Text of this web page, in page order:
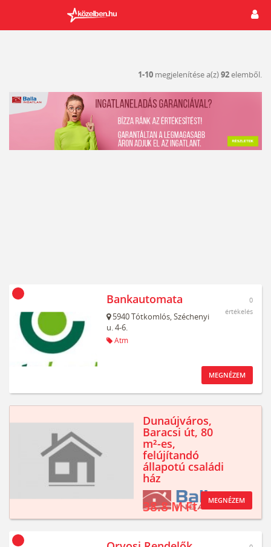
1-10 megjelenítése a(z)92elemből.
Bankautomata
5940Tótkomlós,Széchenyi
u. 4-6.
Atm
0
értékelés
MEGNÉZEM
Dunaújváros,
Baracsi út, 80
m²-es,
felújítandó
állapotú családi
ház
38.8 M Ft MEGNÉZEM